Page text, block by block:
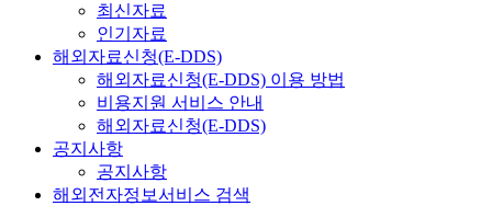
최신자료
인기자료
해외자료신청(E-DDS)
해외자료신청(E-DDS) 이용 방법
비용지원 서비스 안내
해외자료신청(E-DDS)
공지사항
공지사항
해외전자정보서비스 검색